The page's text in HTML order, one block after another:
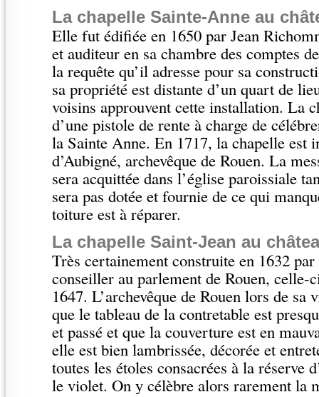
La chapelle Sainte-Anne au
Elle fut édifiée en 1650 par Jean
et auditeur en sa chambre des comptes
la requête qu’il adresse pour sa
sa propriété est distante d’un quart de
voisins approuvent cette installation. La
d’une pistole de rente à charge de
la Sainte Anne. En 1717, la chapelle est
d’Aubigné, archevêque de Rouen. La
sera acquittée dans l’église paroissiale
sera pas dotée et fournie de ce qui
toiture est à réparer.
La chapelle Saint-Jean au
Très certainement construite en 1632 par
conseiller au parlement de Rouen, celle-
1647. L’archevêque de Rouen lors de sa
que le tableau de la contretable est
et passé et que la couverture est en
elle est bien lambrissée, décorée et
toutes les étoles consacrées à la réserve
le violet. On y célèbre alors rarement la